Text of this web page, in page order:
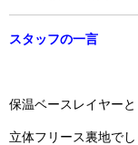
スタッフの一言
保温ベースレイヤー
立体フリース裏地で